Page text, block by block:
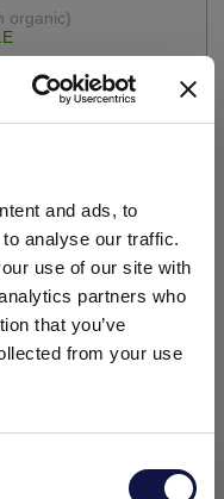
and ads, to
analyse our traffic.
use of our site with
partners who
that you’ve
from your use
Business.